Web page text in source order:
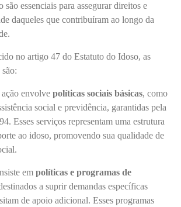
são essenciais para assegurar direitos e
daqueles que contribuíram ao longo da
no artigo 47 do Estatuto do Idoso, as
envolve políticas sociais básicas, como
social e previdência, garantidas pela
Esses serviços representam uma estrutura
ao idoso, promovendo sua qualidade de
em políticas e programas de
a suprir demandas específicas
de apoio adicional. Esses programas